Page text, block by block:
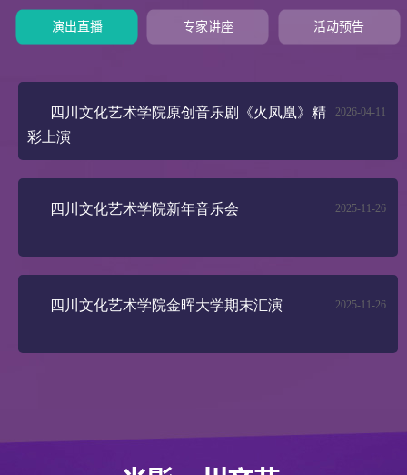
演出直播 专家讲座 活动预告